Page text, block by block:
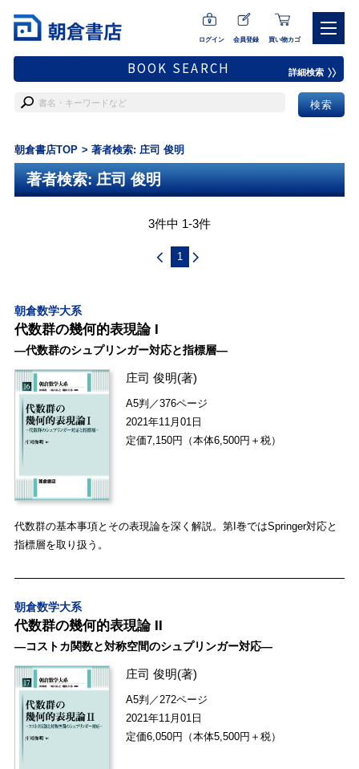
ログイン 会員登録 買い物カゴ
BOOK SEARCH 詳細検索
朝倉書店TOP 著者検索: 庄司 俊明
著者検索: 庄司 俊明
3件中 1-3件
1
朝倉数学大系
代数群の幾何的表現論 I
―代数群のシュプリンガー対応と指標層―
庄司 俊明(著)
A5判／376ページ
2021年11月01日
定価7,150円（本体6,500円＋税）
代数群の基本事項とその表現論を深く解説。第I巻ではSpringer対応と
指標層を取り扱う。
朝倉数学大系
代数群の幾何的表現論 II
―コストカ関数と対称空間のシュプリンガー対応―
庄司 俊明(著)
A5判／272ページ
2021年11月01日
定価6,050円（本体5,500円＋税）